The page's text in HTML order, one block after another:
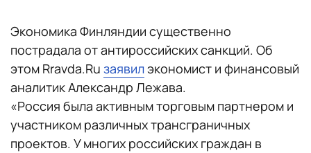
Экономика Финляндии существенно
пострадала от антироссийских санкций. Об
этом Rravda.Ru заявилэкономист и финансовый
аналитик Александр Лежава.
«Россия была активным торговым партнером и
участником различных трансграничных
проектов. У многих российских граждан в